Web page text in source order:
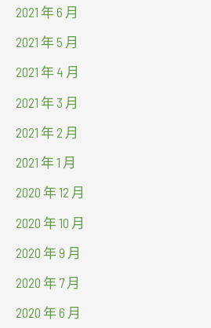
2021 年 6 月
2021 年 5 月
2021 年 4 月
2021 年 3 月
2021 年 2 月
2021 年 1 月
2020 年 12 月
2020 年 10 月
2020 年 9 月
2020 年 7 月
2020 年 6 月